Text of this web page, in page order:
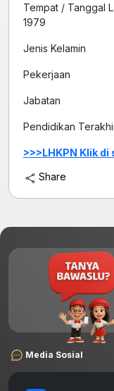
Tempat /
1979
Jenis
Jabatan :
Pendidikan
>>>LHKPN Klik di
Share
Media Sosial